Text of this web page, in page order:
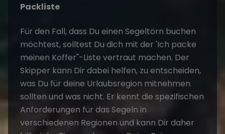
Packliste
Für den Fall, dass Du einen Segeltörn buchen
möchtest, solltest Du dich mit der 'Ich packe
meinen Koffer"-Liste vertraut machen. Der
Skipper kann Dir dabei helfen, zu entscheiden,
was Du für deine Urlaubsregion mitnehmen
sollten und was nicht. Er kennt die spezifischen
Anforderungen für das Segeln in
verschiedenen Regionen und kann Dir daher